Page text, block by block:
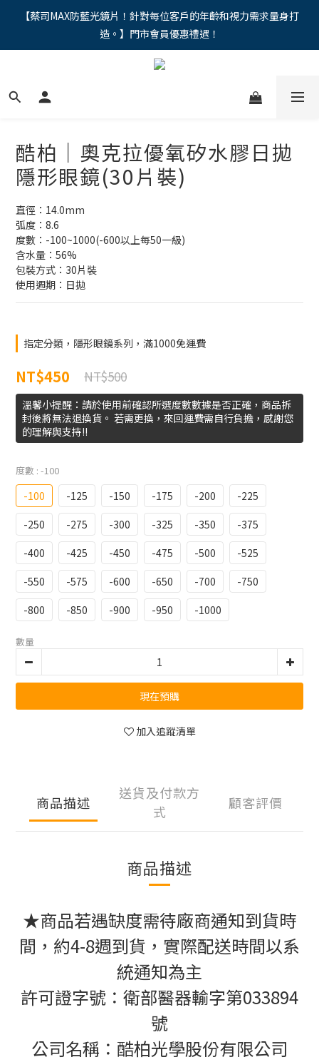
"馬年新章續寫，視界品味進階，限時禮遇 9 折無上限，12期分期
免手續費。。
【蔡司MAX防藍光鏡片！針對每位客戶的年齡和視力需求量身打
造。】門市會員優惠禮遇！
"馬年新章續寫，視界品味進階，限時禮遇 9 折無上限，12期分期
酷柏｜奧克拉優氧矽水膠日拋
隱形眼鏡(30片裝)
直徑：14.0mm
弧度：8.6
度數：-100~1000(-600以上每50一級)
含水量：56%
包裝方式：30片裝
使用週期：日拋
指定分類，隱形眼鏡系列，滿1000免運費
NT$450 NT$500
溫馨小提醒：請於使用前確認所選度數數據是否正確，商品拆
封後將無法退換貨。 若需更換，來回運費需自行負擔，感謝您
的理解與支持!!
度數 : -100
-100 -125 -150 -175 -200
-225
-250
-275 -300 -325 -350
-375
-400
-425 -450 -475 -500
-525
-550
-575 -600 -650 -700
-750
-800
-850 -900 -950 -1000
數量
現在預購
加入追蹤清單
商品描述
送貨及付款方
式
顧客評價
商品描述
★商品若遇缺度需待廠商通知到貨時
間，約4-8週到貨，實際配送時間以系
統通知為主
許可證字號：衛部醫器輸字第033894
號
公司名稱：酷柏光學股份有限公司